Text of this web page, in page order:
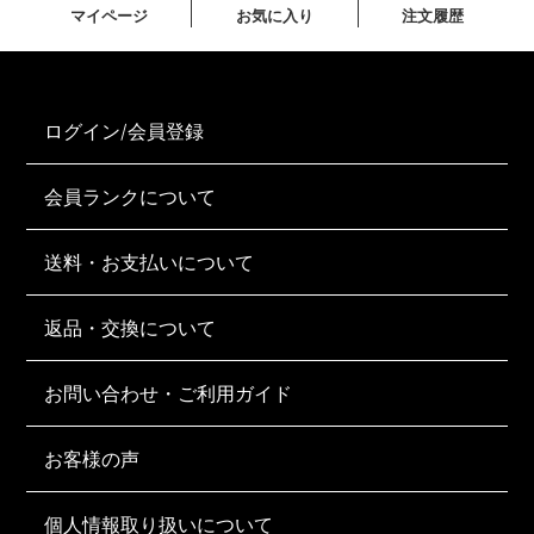
マイページ お気に入り 注文履歴
ログイン/会員登録
会員ランクについて
送料・お支払いについて
返品・交換について
お問い合わせ・ご利用ガイド
お客様の声
個人情報取り扱いについて